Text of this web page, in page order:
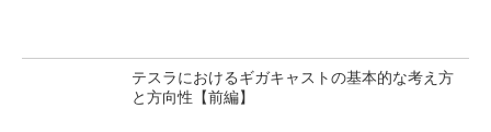
テスラにおけるギガキャストの基本的な考え方
と方向性【前編】